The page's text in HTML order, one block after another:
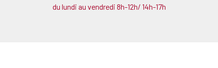
du lundi au vendredi 8h-12h/ 14h-17h